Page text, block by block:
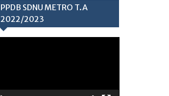
PPDB SDNU METRO T.A
2022/2023